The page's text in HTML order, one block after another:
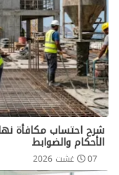
شرح احتساب مكافأة
الأحكام والضوابط
07 غشت 2026